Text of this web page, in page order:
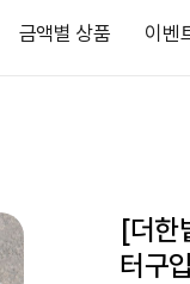
금액별 상품 이벤
[더한
터구